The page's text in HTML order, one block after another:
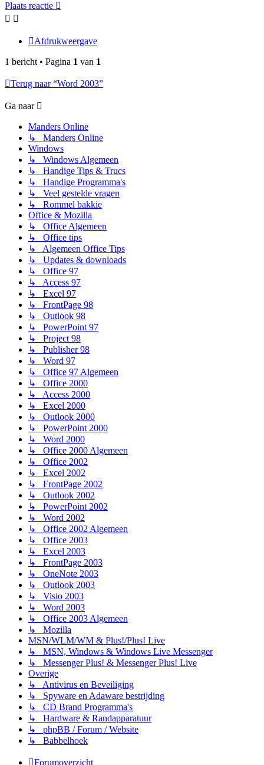
Plaats reactie
Afdrukweergave
1 bericht • Pagina 1 van 1
Terug naar “Word 2003”
Ga naar
Manders Online
↳ Manders Online
Windows
↳ Windows Algemeen
↳ Handige Tips & Trucs
↳ Handige Programma's
↳ Veel gestelde vragen
↳ Rommel bakkie
Office & Mozilla
↳ Office Algemeen
↳ Office tips
↳ Algemeen Office Tips
↳ Updates & downloads
↳ Office 97
↳ Access 97
↳ Excel 97
↳ FrontPage 98
↳ Outlook 98
↳ PowerPoint 97
↳ Project 98
↳ Publisher 98
↳ Word 97
↳ Office 97 Algemeen
↳ Office 2000
↳ Access 2000
↳ Excel 2000
↳ Outlook 2000
↳ PowerPoint 2000
↳ Word 2000
↳ Office 2000 Algemeen
↳ Office 2002
↳ Excel 2002
↳ FrontPage 2002
↳ Outlook 2002
↳ PowerPoint 2002
↳ Word 2002
↳ Office 2002 Algemeen
↳ Office 2003
↳ Excel 2003
↳ FrontPage 2003
↳ OneNote 2003
↳ Outlook 2003
↳ Visio 2003
↳ Word 2003
↳ Office 2003 Algemeen
↳ Mozilla
MSN/WLM/WM & Plus!/Plus! Live
↳ MSN, Windows & Windows Live Messenger
↳ Messenger Plus! & Messenger Plus! Live
Overige
↳ Antivirus en Beveiliging
↳ Spyware en Adaware bestrijding
↳ CD Brand Programma's
↳ Hardware & Randapparatuur
↳ phpBB / Forum / Website
↳ Babbelhoek
Forumoverzicht